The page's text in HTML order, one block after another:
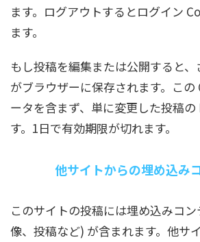
ます。ログアウトするとログイン
ます。
もし投稿を編集または公開すると
がブラウザーに保存されます。こ
ータを含まず、単に変更した投稿
す。1日で有効期限が切れます。
他サイトからの埋め込み
このサイトの投稿には埋め込みコ
像、投稿など) が含まれます。他サ